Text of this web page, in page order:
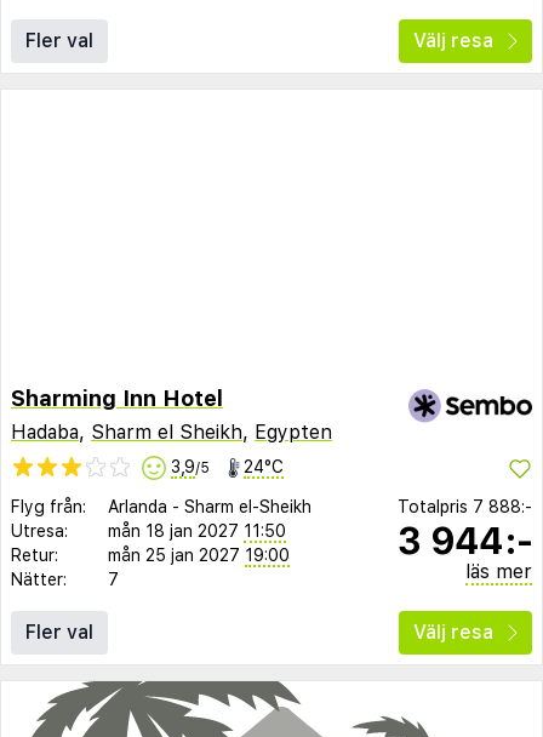
Fler val Välj resa
Sharming Inn Hotel
Hadaba, Sharm el Sheikh, Egypten
3,9/5 24°C
Flyg från: Arlanda - Sharm el-Sheikh
Utresa:
mån 18 jan 2027 11:50
Retur:
mån 25 jan 2027 19:00
Nätter:
7
Totalpris 7 888:-
3 944:-
läs mer
Fler val Välj resa